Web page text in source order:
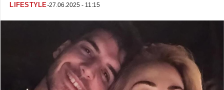
LIFESTYLE·27.06.2025 - 11:15